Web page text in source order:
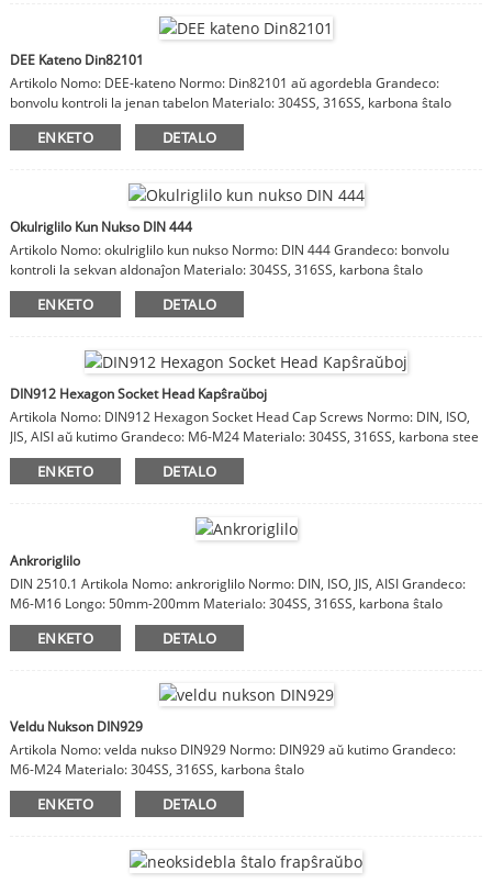
DEE Kateno Din82101
Artikolo Nomo: DEE-kateno Normo: Din82101 aŭ agordebla Grandeco:
bonvolu kontroli la jenan tabelon Materialo: 304SS, 316SS, karbona ŝtalo
ENKETO DETALO
Okulriglilo Kun Nukso DIN 444
Artikolo Nomo: okulriglilo kun nukso Normo: DIN 444 Grandeco: bonvolu
kontroli la sekvan aldonaĵon Materialo: 304SS, 316SS, karbona ŝtalo
ENKETO DETALO
DIN912 Hexagon Socket Head Kapŝraŭboj
Artikola Nomo: DIN912 Hexagon Socket Head Cap Screws Normo: DIN, ISO,
JIS, AISI aŭ kutimo Grandeco: M6-M24 Materialo: 304SS, 316SS, karbona stee
ENKETO DETALO
Ankroriglilo
DIN 2510.1 Artikola Nomo: ankroriglilo Normo: DIN, ISO, JIS, AISI Grandeco:
M6-M16 Longo: 50mm-200mm Materialo: 304SS, 316SS, karbona ŝtalo
ENKETO DETALO
Veldu Nukson DIN929
Artikola Nomo: velda nukso DIN929 Normo: DIN929 aŭ kutimo Grandeco:
M6-M24 Materialo: 304SS, 316SS, karbona ŝtalo
ENKETO DETALO